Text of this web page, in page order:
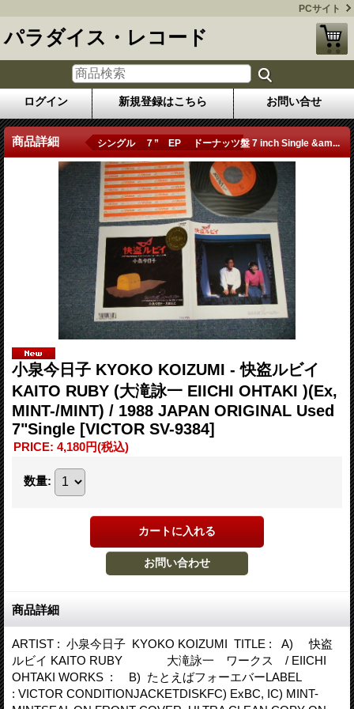
PCサイト
パラダイス・レコード
ログイン 新規登録はこちら お問い合せ
商品詳細 シングル ７” EP ドーナッツ盤 7 inch Single &am...
小泉今日子 KYOKO KOIZUMI - 快盗ルビイ
KAITO RUBY (大滝詠一 EIICHI OHTAKI )(Ex,
MINT-/MINT) / 1988 JAPAN ORIGINAL Used
7"Single [VICTOR SV-9384]
PRICE: 4,180円(税込)
数量:
商品詳細
ARTIST : 小泉今日子 KYOKO KOIZUMI TITLE : A) 快盗
ルビイ KAITO RUBY 大滝詠一 ワークス / EIICHI
OHTAKI WORKS : B) たとえばフォーエバーLABEL
: VICTOR CONDITIONJACKETDISKFC) ExBC, IC) MINT-